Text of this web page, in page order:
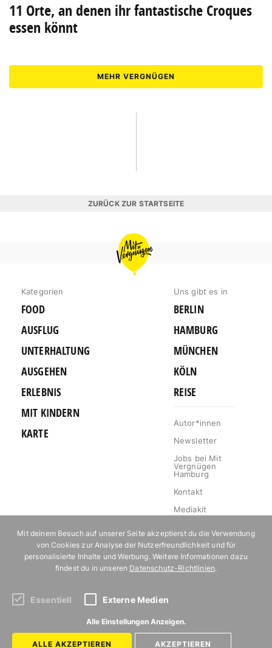
11 Orte, an denen ihr fantastische Croques
essen könnt
MEHR VERGNÜGEN
ZURÜCK ZUR STARTSEITE
MIT
VERGNÜGEN
HAMBURG
Kategorien
FOOD
AUSFLUG
UNTERHALTUNG
AUSGEHEN
ERLEBNIS
MIT KINDERN
KARTE
Uns gibt es in
BERLIN
HAMBURG
MÜNCHEN
KÖLN
REISE
Autor*innen
Newsletter
Jobs bei Mit
Vergnügen
Hamburg
Kontakt
Mediakit
Datenschutz
Willkommen im
Klub!
Abonniere unseren Newsletter!
Mit deinem Besuch auf unserer Seite akzeptierst du die Verwendung
von Cookies zur Analyse der Nutzerfreundlichkeit und für
personalisierte Inhalte und Werbung. Weitere Informationen dazu
findest du in unseren Datenschutz-Richtlinien.
Essentiell Externe Medien
Alle Einstellungen Anzeigen.
ALLE AKZEPTIEREN AKZEPTIEREN